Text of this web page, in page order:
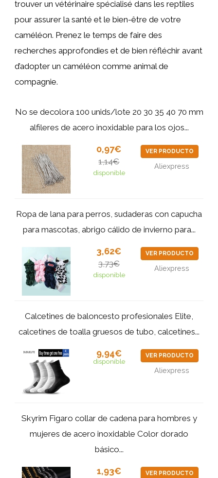
trouver un vétérinaire spécialisé dans les reptiles
pour assurer la santé et le bien-être de votre
caméléon. Prenez le temps de faire des
recherches approfondies et de bien réfléchir avant
d’adopter un caméléon comme animal de
compagnie.
No se decolora 100 unids/lote 20 30 35 40 70 mm
alfileres de acero inoxidable para los ojos...
0,97€
1,14€
disponible
VER PRODUCTO
Aliexpress
Ropa de lana para perros, sudaderas con capucha
para mascotas, abrigo cálido de invierno para...
3,62€
3,73€
disponible
VER PRODUCTO
Aliexpress
Calcetines de baloncesto profesionales Elite,
calcetines de toalla gruesos de tubo, calcetines...
9,94€
disponible
VER PRODUCTO
Aliexpress
Skyrim Figaro collar de cadena para hombres y
mujeres de acero inoxidable Color dorado
básico...
1,93€ VER PRODUCTO